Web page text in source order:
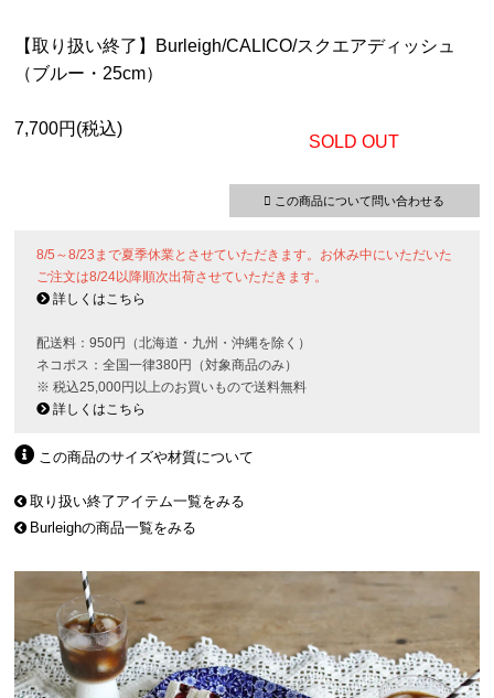
【取り扱い終了】Burleigh/CALICO/スクエアディッシュ
（ブルー・25cm）
7,700円(税込)
SOLD OUT
この商品について問い合わせる
8/5～8/23まで夏季休業とさせていただきます。お休み中にいただいた
ご注文は8/24以降順次出荷させていただきます。
詳しくはこちら
配送料：950円（北海道・九州・沖縄を除く）
ネコポス：全国一律380円（対象商品のみ）
※ 税込25,000円以上のお買いもので送料無料
詳しくはこちら
この商品のサイズや材質について
取り扱い終了アイテム一覧をみる
Burleighの商品一覧をみる